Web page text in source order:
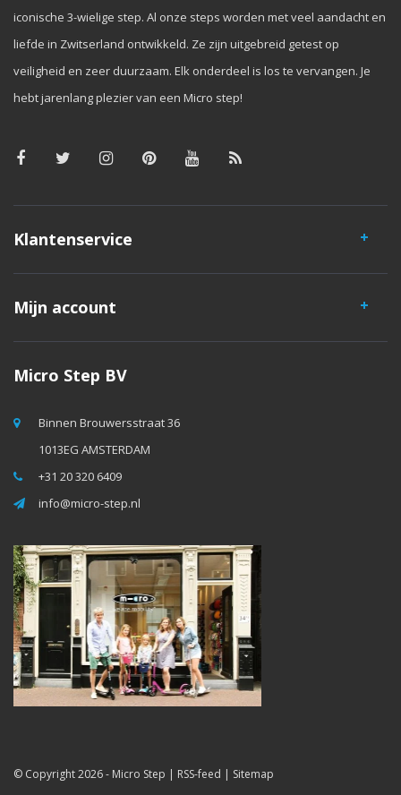
iconische 3-wielige step. Al onze steps worden met veel aandacht en
liefde in Zwitserland ontwikkeld. Ze zijn uitgebreid getest op
veiligheid en zeer duurzaam. Elk onderdeel is los te vervangen. Je
hebt jarenlang plezier van een Micro step!
Klantenservice
Mijn account
Micro Step BV
Binnen Brouwersstraat 36
1013EG AMSTERDAM
+31 20 320 6409
info@micro-step.nl
© Copyright 2026 - Micro Step | RSS-feed | Sitemap